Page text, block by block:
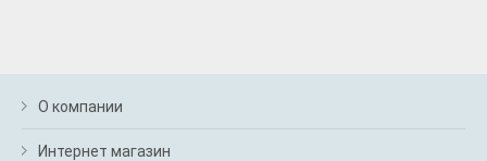
О компании
Интернет магазин